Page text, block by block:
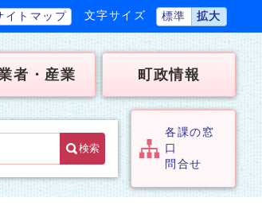
イトマップ 文字サイズ 標準 拡大
者・産業 町政情報
検索
各課の窓
口
問合せ